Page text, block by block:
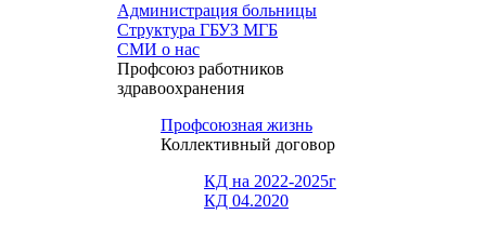
Администрация больницы
Структура ГБУЗ МГБ
СМИ о нас
Профсоюз работников
здравоохранения
Профсоюзная жизнь
Коллективный договор
КД на 2022-2025г
КД 04.2020